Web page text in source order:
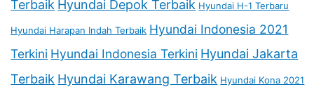
Terbaik Hyundai Depok Terbaik Hyundai H-1 Terbaru
Hyundai Harapan Indah Terbaik Hyundai Indonesia 2021
Terkini Hyundai Indonesia Terkini Hyundai Jakarta
Terbaik Hyundai Karawang Terbaik Hyundai Kona 2021